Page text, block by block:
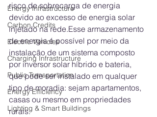
Energy Infrastructure
Carbon Credits
Electric Vehicles
Charging Infrastructure
Public Transportation
Energy Efficiency
Lighting & Smart Buildings
risco de sobrecarga de energia
devido ao excesso de energia solar
injetado na rede.Esse armazenamento
de energia é possível por meio da
instalação de um sistema composto
por inversor solar híbrido e bateria,
que pode ser instalado em qualquer
tipo de moradia: sejam apartamentos,
casas ou mesmo em propriedades
rurais.